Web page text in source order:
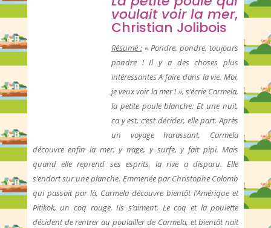
voulait voir la mer,
Christian Jolibois
Résumé :« Pondre, pondre, toujours
pondre ! Il y a des choses plus
intéressantes A faire dans la vie. Moi,
je veux voir la mer ! », s’écrie Carmela,
la petite poule blanche. Et une nuit,
ca y est, c’est décider, elle part. Après
un voyage harassant, Carmela
découvre enfin la mer, y nage, y surfe, y fait pipi. Mais
quand elle reprend ses esprits, la rive a disparu. Elle
s’endort sur une planche. Emmenée par Christophe Colomb
qui passait par là, Carmela découvre bientôt l’Amérique et
Pitikok, un coq rouge. Ils s’aiment. Le coq et la poulette
décident de rentrer au poulailler de Carmela, et bientôt nait